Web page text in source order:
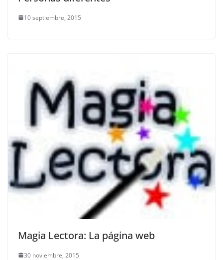
10 septiembre, 2015
Magia Lectora: La página web
30 noviembre, 2015